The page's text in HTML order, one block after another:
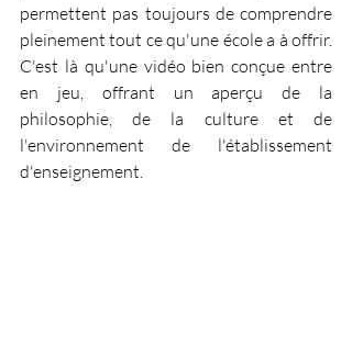
permettent pas toujours de comprendre
pleinement tout ce qu'une école a à offrir.
C'est là qu'une vidéo bien conçue entre
en jeu, offrant un aperçu de la
philosophie, de la culture et de
l'environnement de l'établissement
d'enseignement.